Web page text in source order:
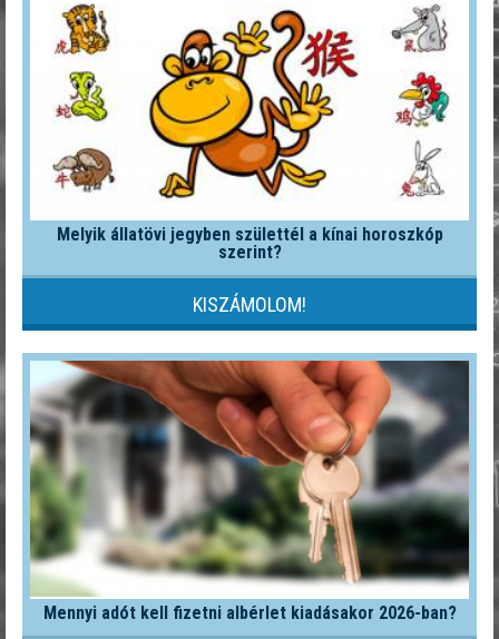
Melyik állatövi jegyben születtél a kínai horoszkóp
szerint?
KISZÁMOLOM!
Mennyi adót kell fizetni albérlet kiadásakor 2026-ban?